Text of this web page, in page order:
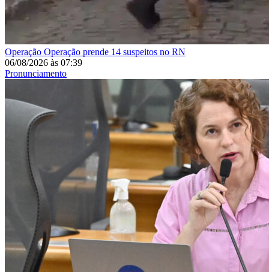
Operação Operação prende 14 suspeitos no RN
06/08/2026 às 07:39
Pronunciamento